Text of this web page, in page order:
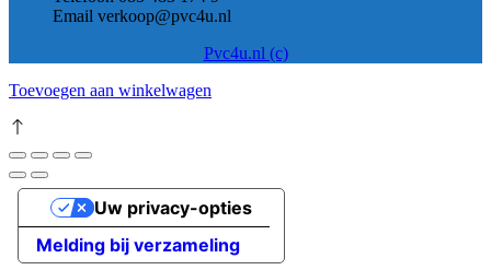
Email verkoop@pvc4u.nl
Pvc4u.nl (c)
Toevoegen aan winkelwagen
Melding bij verzameling
Uw privacy-opties